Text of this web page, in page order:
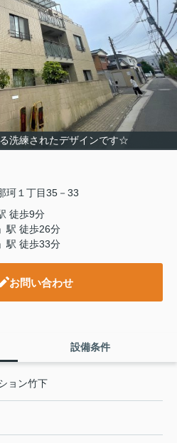
る洗練されたデザインです☆
珂１丁目35－33
徒歩9分
」駅 徒歩26分
」駅 徒歩33分
お問い合わせ
設備条件
ョン竹下